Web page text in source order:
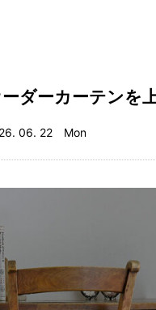
ダーカーテンを
06. 22 Mon